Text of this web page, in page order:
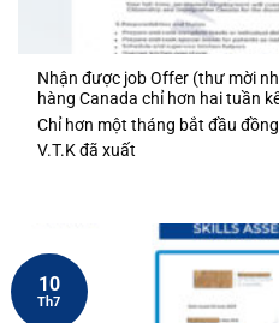
Nhận được job Offer (thư mời
hàng Canada chỉ hơn hai tuần
Chỉ hơn một tháng bắt đầu
V.T.K đã xuất
10
Th7